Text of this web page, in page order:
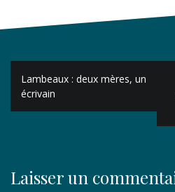
Navigation
de
l’article
Lambeaux : deux mères, un
écrivain
Laisser un